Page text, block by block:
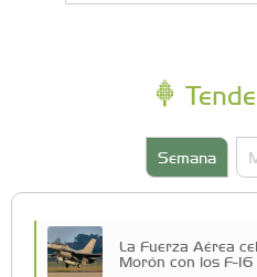
Semana
La Fuerza Aérea
Morón con los F-16